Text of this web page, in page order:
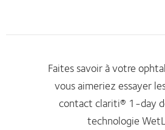
Faites savoir à votre
vous aimeriez essayer
contact clariti® 1-day
technologie